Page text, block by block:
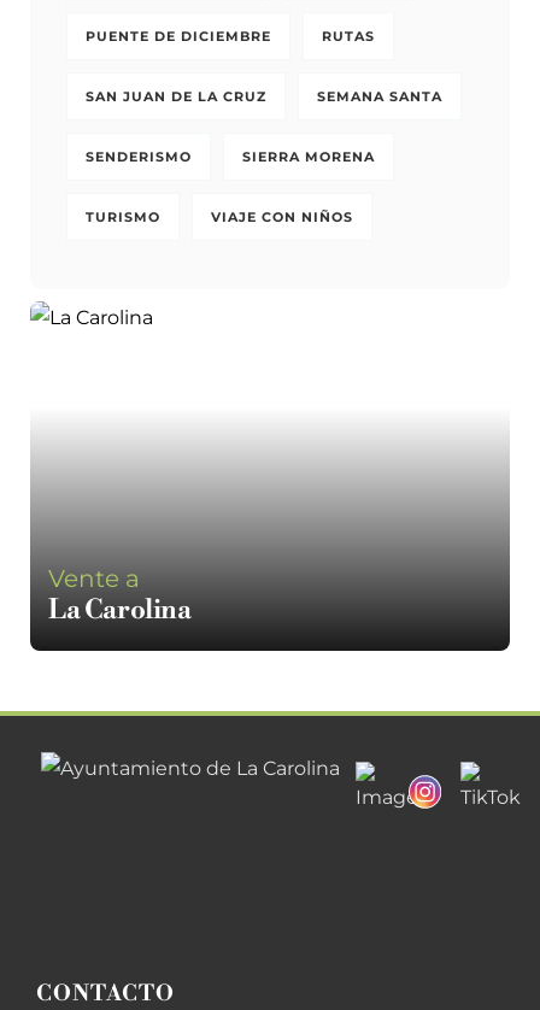
PUENTE DE DICIEMBRE RUTAS
SAN JUAN DE LA CRUZ SEMANA SANTA
SENDERISMO SIERRA MORENA
TURISMO VIAJE CON NIÑOS
Vente a
La Carolina
CONTACTO